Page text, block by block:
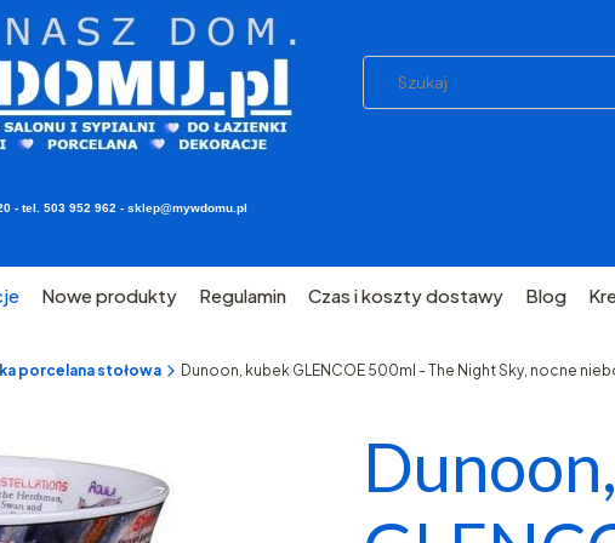
- tel. 503 952 962 - sklep@mywdomu.pl
Nowe produkty Regulamin Czas i koszty dostawy Blog
porcelana stołowa Dunoon, kubek GLENCOE 500ml - The Night Sky, nocne